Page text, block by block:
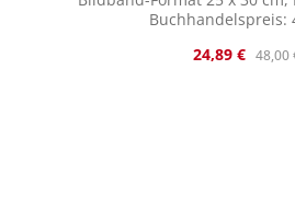
Buchhandelspreis:
24,89 € 48,00